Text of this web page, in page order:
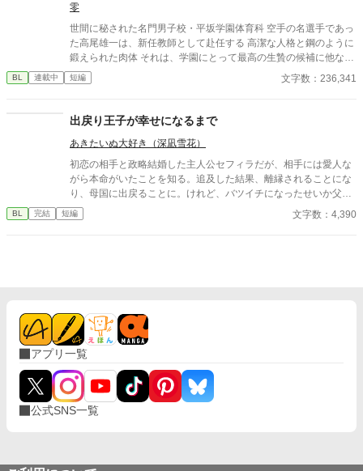
零
世間に秘された名門男子校・平坂学園体育科 空手の名選手であっ
た高尾雄一は、新任教師として赴任する 高潔な人格と鋼のように
鍛えられた肉体 それは、学園にとって最高の生贄の候補に他なら
なかった 至高の筋肉を持つ、精神を削られ意志をなくした青年を
太古の神に捧げるため、“水”、“風”、“土”の信奉者達が暗躍する 意
校で繰り広げられるダークファンタジー
BL 連載中 短編 文字数：236,341
出戻り王子が幸せになるまで
あきたいぬ大好き（深凪雪花）
初恋の相手と政略結婚した主人公セフィラだが、相手には愛人な
がら本命がいたことを知る。追及した結果、離縁されることにな
り、母国に出戻ることに。けれど、バツイチになったせいか父王
に厄介払いされ、後宮から追い出されてしまう。王都の下町で暮
らし始めるが、ふと訪れた先の母校で幼馴染であるフレンシスと
BL 完結 短編 文字数：4,390
アプリ一覧
公式SNS一覧